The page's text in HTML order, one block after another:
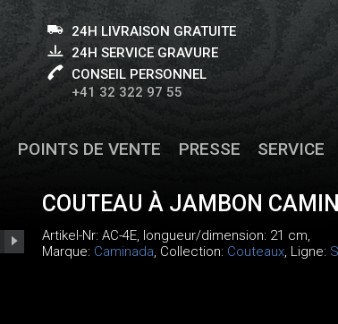
24H LIVRAISON GRATUITE
24H SERVICE GRAVURE
CONSEIL PERSONNEL
+41 32 322 97 55
POINTS DE VENTE PRESSE SERVICE
COUTEAU À JAMBON
Artikel-Nr: AC-4E, longueur/dimension: 21 cm,
Marque: Caminada, Collection: Couteaux, Ligne: